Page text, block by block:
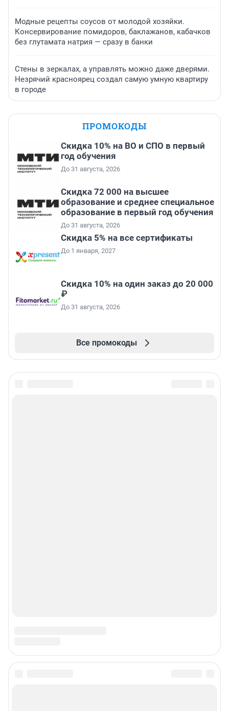
Модные рецепты соусов от молодой хозяйки.
Консервирование помидоров, баклажанов, кабачков
без глутамата натрия — сразу в банки
Стены в зеркалах, а управлять можно даже дверями.
Незрячий красноярец создал самую умную квартиру
в городе
ПРОМОКОДЫ
Скидка 10% на ВО и СПО в первый
год обучения
До 31 августа, 2026
Скидка 72 000 на высшее
образование и среднее специальное
образование в первый год обучения
До 31 августа, 2026
Скидка 5% на все сертификаты
До 1 января, 2027
Скидка 10% на один заказ до 20 000
₽
До 31 августа, 2026
Все промокоды